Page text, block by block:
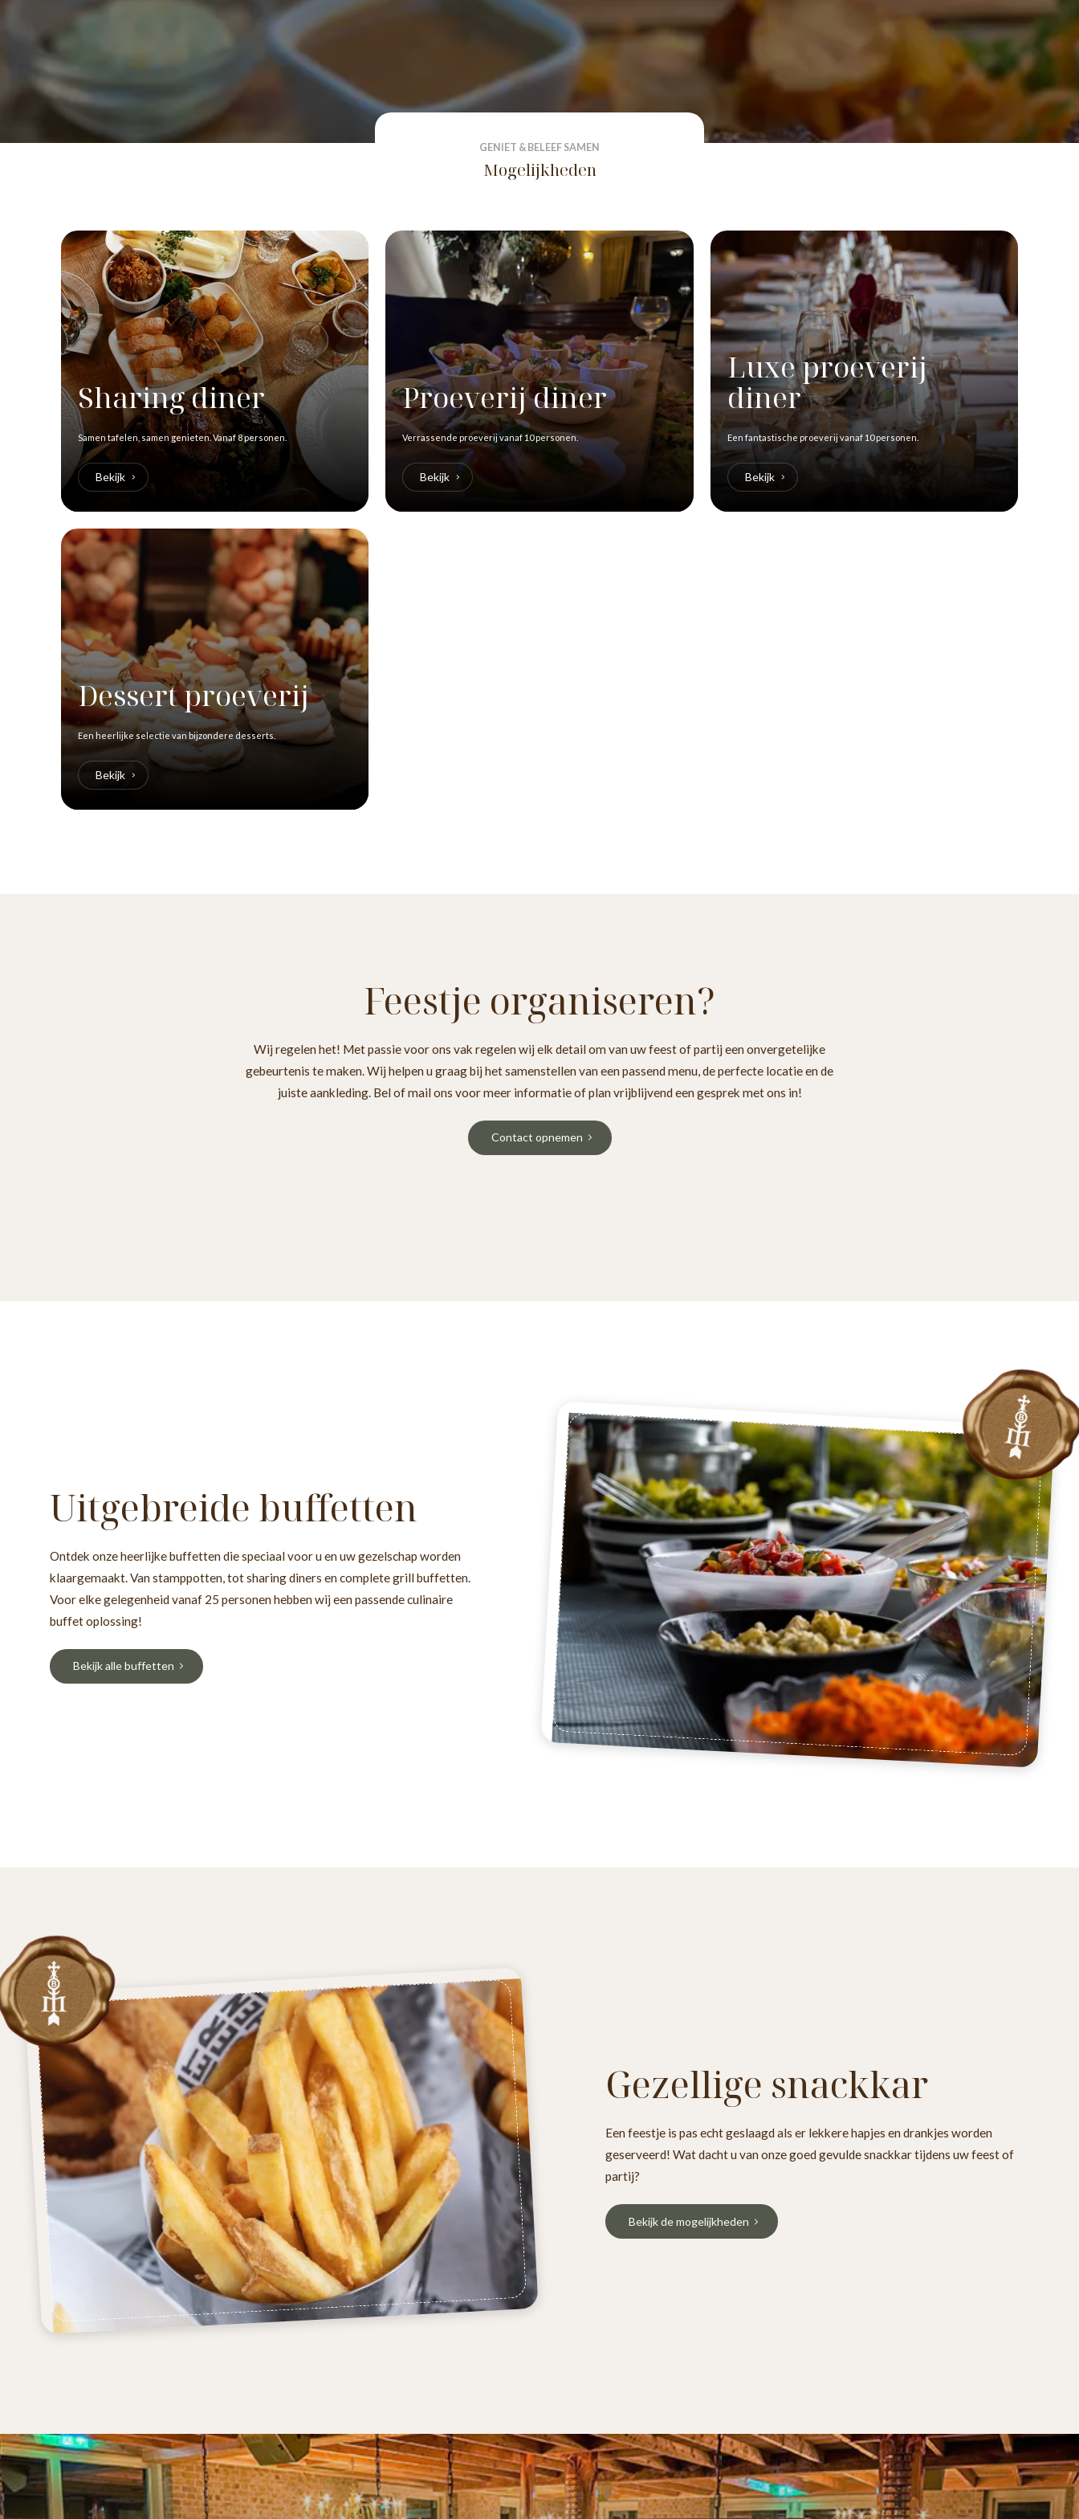
GENIET & BELEEF SAMEN
Mogelijkheden
Sharing diner
Samen tafelen, samen genieten. Vanaf 8 personen.
Bekijk
Proeverij diner
Verrassende proeverij vanaf 10 personen.
Bekijk
Luxe proeverij
diner
Een fantastische proeverij vanaf 10 personen.
Bekijk
Dessert proeverij
Een heerlijke selectie van bijzondere desserts.
Bekijk
Feestje organiseren?
Wij regelen het! Met passie voor ons vak regelen wij elk detail om van uw feest of partij een onvergetelijke
gebeurtenis te maken. Wij helpen u graag bij het samenstellen van een passend menu, de perfecte locatie en de
juiste aankleding. Bel of mail ons voor meer informatie of plan vrijblijvend een gesprek met ons in!
Contact opnemen
Uitgebreide buffetten
Ontdek onze heerlijke buffetten die speciaal voor u en uw gezelschap worden
klaargemaakt. Van stamppotten, tot sharing diners en complete grill buffetten.
Voor elke gelegenheid vanaf 25 personen hebben wij een passende culinaire
buffet oplossing!
Bekijk alle buffetten
Gezellige snackkar
Een feestje is pas echt geslaagd als er lekkere hapjes en drankjes worden
geserveerd! Wat dacht u van onze goed gevulde snackkar tijdens uw feest of
partij?
Bekijk de mogelijkheden